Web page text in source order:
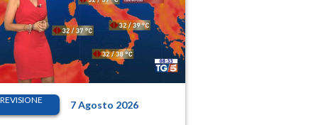
7 Agosto 2026